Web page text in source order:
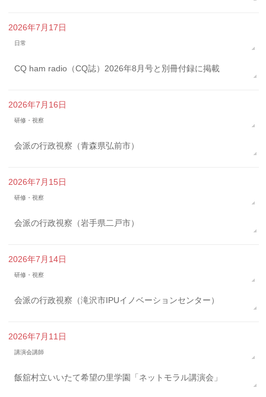
2026年7月17日
日常
CQ ham radio（CQ誌）2026年8月号と別冊付録に掲載
2026年7月16日
研修・視察
会派の行政視察（青森県弘前市）
2026年7月15日
研修・視察
会派の行政視察（岩手県二戸市）
2026年7月14日
研修・視察
会派の行政視察（滝沢市IPUイノベーションセンター）
2026年7月11日
講演会講師
飯舘村立いいたて希望の里学園「ネットモラル講演会」